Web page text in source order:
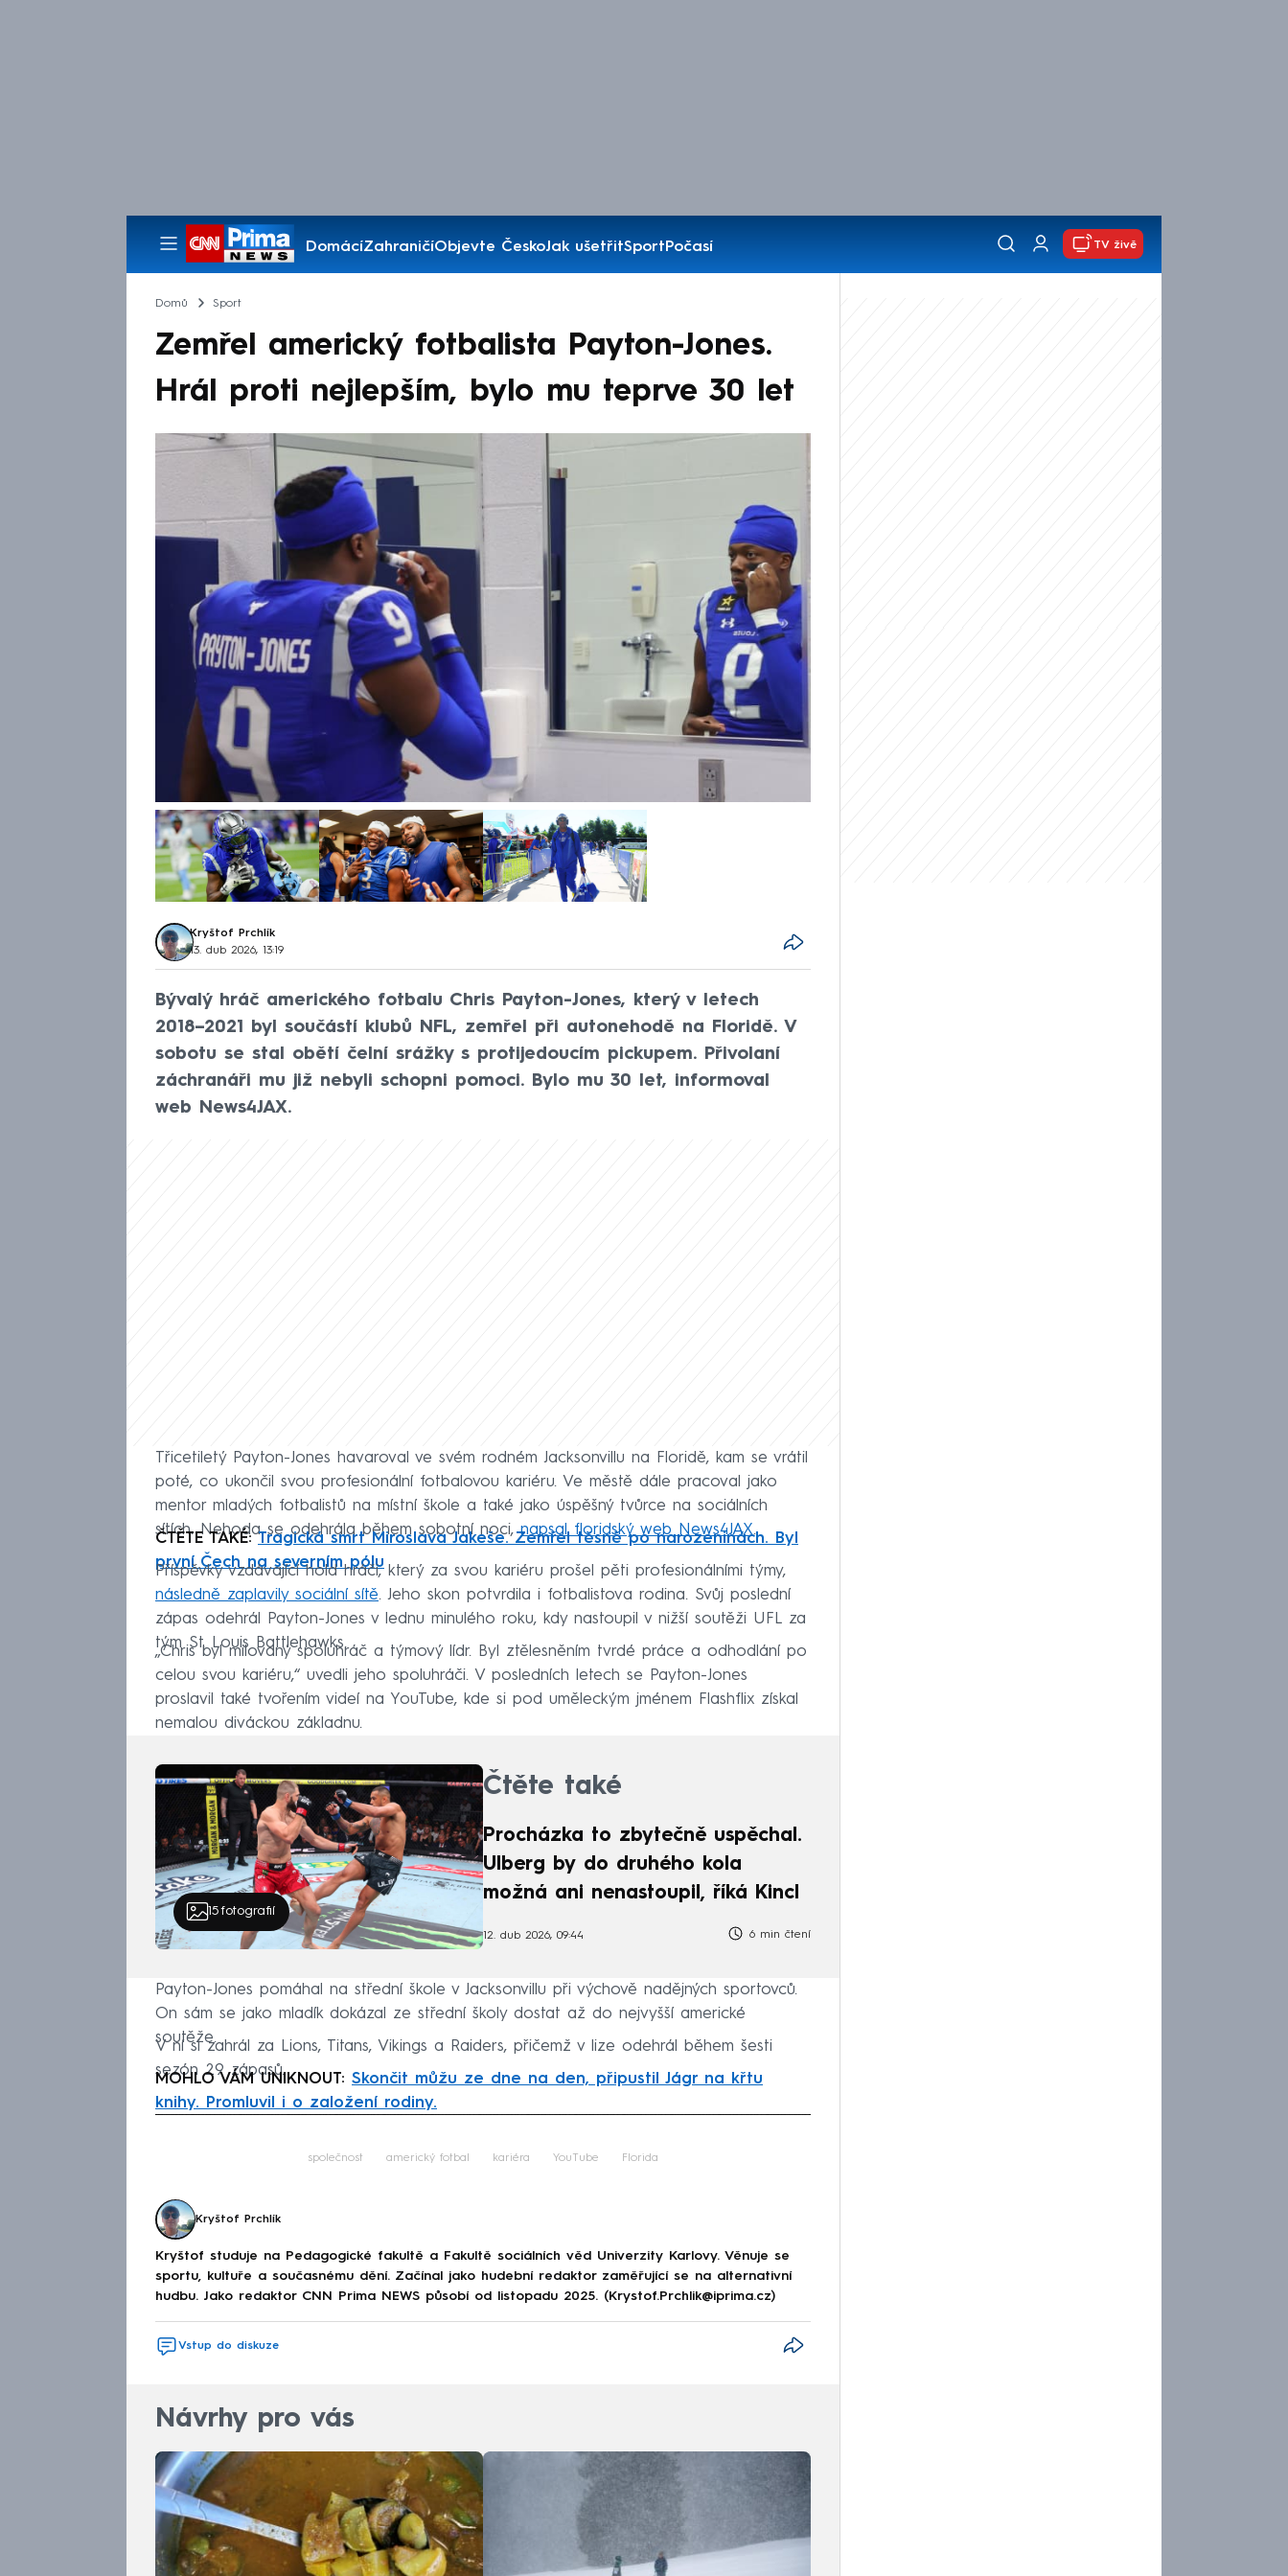
DomácíZahraničíObjevte ČeskoJak ušetřitSportPočasí
Pořady
TV živě
Domů Sport
Zemřel americký fotbalista Payton-Jones.
Hrál proti nejlepším, bylo mu teprve 30 let
Kryštof Prchlík
13. dub 2026, 13:19
Bývalý hráč amerického fotbalu Chris Payton-Jones, který v letech
2018–2021 byl součástí klubů NFL, zemřel při autonehodě na Floridě. V
sobotu se stal obětí čelní srážky s protijedoucím pickupem. Přivolaní
záchranáři mu již nebyli schopni pomoci. Bylo mu 30 let, informoval
web News4JAX.
Třicetiletý Payton-Jones havaroval ve svém rodném Jacksonvillu na Floridě, kam se vrátil
poté, co ukončil svou profesionální fotbalovou kariéru. Ve městě dále pracoval jako
mentor mladých fotbalistů na místní škole a také jako úspěšný tvůrce na sociálních
sítích. Nehoda se odehrála během sobotní noci,napsal floridský web News4JAX.
ČTĚTE TAKÉ:Tragická smrt Miroslava Jakeše. Zemřel těsně po narozeninách. Byl
první Čech na severním pólu
Příspěvky vzdávající hold hráči, který za svou kariéru prošel pěti profesionálními týmy,
následně zaplavily sociální sítě. Jeho skon potvrdila i fotbalistova rodina. Svůj poslední
zápas odehrál Payton-Jones v lednu minulého roku, kdy nastoupil v nižší soutěži UFL za
tým St. Louis Battlehawks.
„Chris byl milovaný spoluhráč a týmový lídr. Byl ztělesněním tvrdé práce a odhodlání po
celou svou kariéru,“ uvedli jeho spoluhráči. V posledních letech se Payton-Jones
proslavil také tvořením videí na YouTube, kde si pod uměleckým jménem Flashflix získal
nemalou diváckou základnu.
15fotografií
Čtěte také
Procházka to zbytečně uspěchal.
Ulberg by do druhého kola
možná ani nenastoupil, říká Kincl
12. dub 2026, 09:44 6 min čtení
Payton-Jones pomáhal na střední škole v Jacksonvillu při výchově nadějných sportovců.
On sám se jako mladík dokázal ze střední školy dostat až do nejvyšší americké
soutěže.
V ní si zahrál za Lions, Titans, Vikings a Raiders, přičemž v lize odehrál během šesti
sezón 29 zápasů.
MOHLO VÁM UNIKNOUT: Skončit můžu ze dne na den, připustil Jágr na křtu
knihy. Promluvil i o založení rodiny.
společnost americký fotbal kariéra YouTube Florida
Kryštof Prchlík
Kryštof studuje na Pedagogické fakultě a Fakultě sociálních věd Univerzity Karlovy. Věnuje se
sportu, kultuře a současnému dění. Začínal jako hudební redaktor zaměřující se na alternativní
hudbu. Jako redaktor CNN Prima NEWS působí od listopadu 2025. (Krystof.Prchlik@iprima.cz)
Vstup do diskuze
Návrhy pro vás